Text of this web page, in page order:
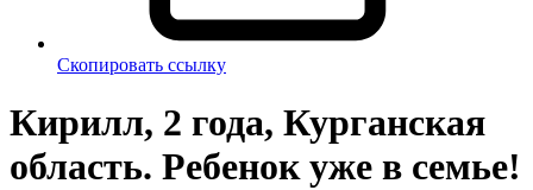
Скопировать ссылку
Кирилл, 2 года, Курганская
область. Ребенок уже в семье!